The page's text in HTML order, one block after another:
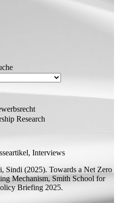
Research
Interviews
Sindi (2025). Towards a Net Zero
Mechanism, Smith School for
Briefing 2025.